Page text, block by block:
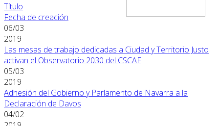
Título
Fecha de creación
06/03
2019
Las mesas de trabajo dedicadas a Ciudad y Territorio Justo
activan el Observatorio 2030 del CSCAE
05/03
2019
Adhesión del Gobierno y Parlamento de Navarra a la
Declaración de Davos
04/02